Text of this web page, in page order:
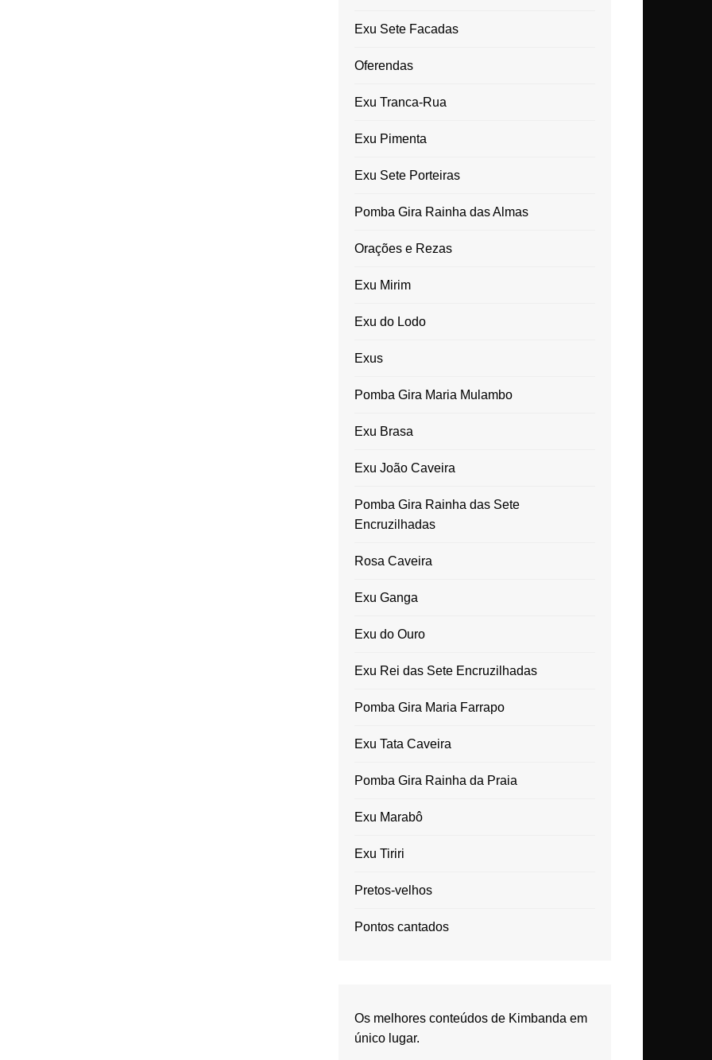
Exu Sete Facadas
Oferendas
Exu Tranca-Rua
Exu Pimenta
Exu Sete Porteiras
Pomba Gira Rainha das Almas
Orações e Rezas
Exu Mirim
Exu do Lodo
Exus
Pomba Gira Maria Mulambo
Exu Brasa
Exu João Caveira
Pomba Gira Rainha das Sete
Encruzilhadas
Rosa Caveira
Exu Ganga
Exu do Ouro
Exu Rei das Sete Encruzilhadas
Pomba Gira Maria Farrapo
Exu Tata Caveira
Pomba Gira Rainha da Praia
Exu Marabô
Exu Tiriri
Pretos-velhos
Pontos cantados
Os melhores conteúdos de Kimbanda em
único lugar.